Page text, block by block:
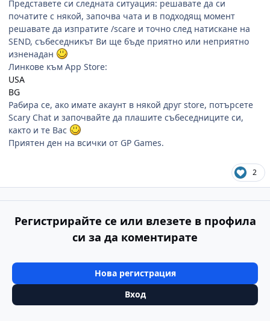
Представете си следната ситуация: решавате да си
початите с някой, започва чата и в подходящ момент
решавате да изпратите /scare и точно след натискане на
SEND, събеседникът Ви ще бъде приятно или неприятно
изненадан
Линкове към App Store:
USA
BG
Рабира се, ако имате акаунт в някой друг store, потърсете
Scary Chat и започвайте да плашите събеседниците си,
както и те Вас
Приятен ден на всички от GP Games.
2
Регистрирайте се или влезете в профила
си за да коментирате
Нова регистрация
Вход